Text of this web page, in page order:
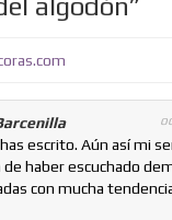
escrito. Aún así mi
haber escuchado
con mucha